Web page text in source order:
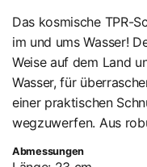
Das kosmische TPR-
im und ums Wasser!
Weise auf dem Land
Wasser, für
einer praktischen
wegzuwerfen. Aus
Abmessungen